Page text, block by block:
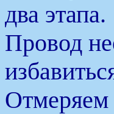
два этапа.
Провод
Отмеряем